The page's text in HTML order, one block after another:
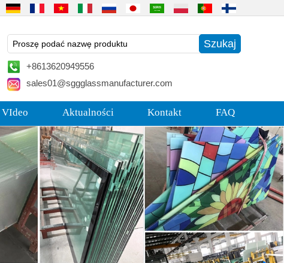
+8613620949556
sales01@sggglassmanufacturer.com
VIdeo Aktualności Kontakt FAQ